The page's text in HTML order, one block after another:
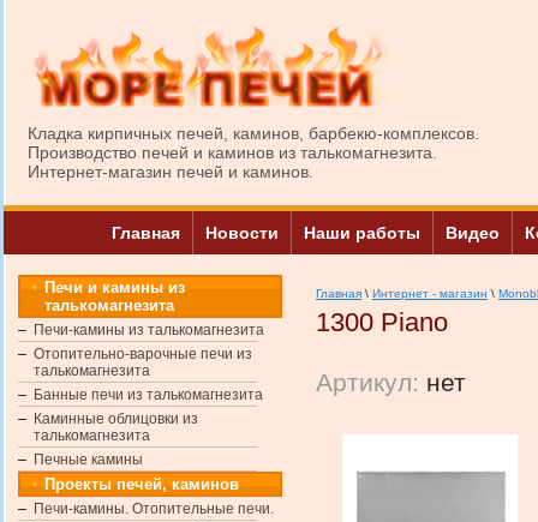
Кладка кирпичных печей, каминов, барбекю-комплексов.
Производство печей и каминов из талькомагнезита.
Интернет-магазин печей и каминов.
Главная Новости Наши работы Видео
Печи и камины из
талькомагнезита
Печи-камины из талькомагнезита
Отопительно-варочные печи из
талькомагнезита
Банные печи из талькомагнезита
Каминные облицовки из
талькомагнезита
Печные камины
Проекты печей, каминов
Печи-камины. Отопительные печи.
Главная \ Интернет - магазин \
1300 Piano
Артикул: нет